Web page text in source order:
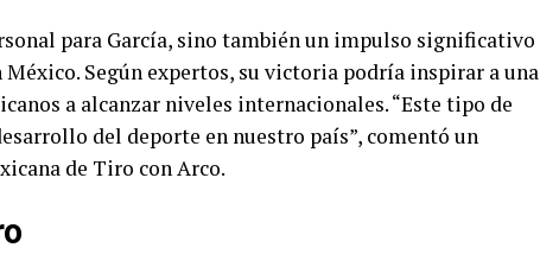
para García, sino también un impulso significativo
Según expertos, su victoria podría inspirar a una
a alcanzar niveles internacionales. “Este tipo de
del deporte en nuestro país”, comentó un
de Tiro con Arco.